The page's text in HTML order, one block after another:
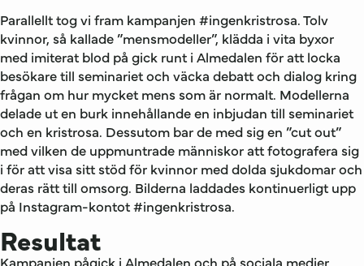
Parallellt tog vi fram kampanjen #ingenkristrosa. Tolv
kvinnor, så kallade ”mensmodeller”, klädda i vita byxor
med imiterat blod på gick runt i Almedalen för att locka
besökare till seminariet och väcka debatt och dialog kring
frågan om hur mycket mens som är normalt. Modellerna
delade ut en burk innehållande en inbjudan till seminariet
och en kristrosa. Dessutom bar de med sig en ”cut out”
med vilken de uppmuntrade människor att fotografera sig
i för att visa sitt stöd för kvinnor med dolda sjukdomar och
deras rätt till omsorg. Bilderna laddades kontinuerligt upp
på Instagram-kontot #ingenkristrosa.
Resultat
Kampanjen pågick i Almedalen och på sociala medier